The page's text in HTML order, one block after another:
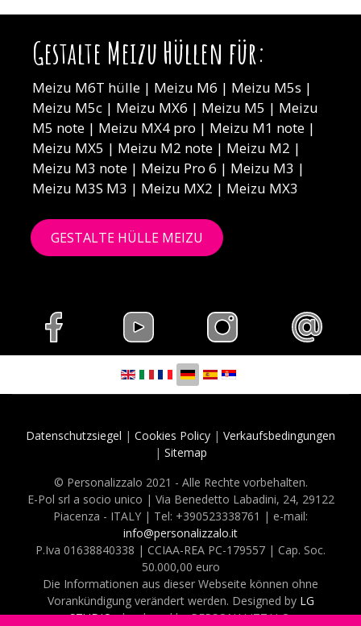
Gestalte Meizu Hüllen für:
Meizu M6T hülle | Meizu M6 | Meizu M5s |
Meizu M5c | Meizu MX6 | Meizu M5 | Meizu
M5 note | Meizu MX4 pro | Meizu M1 note |
Meizu MX5 | Meizu M2 note | Meizu M2 |
Meizu M3 note | Meizu Pro 6 | Meizu M3 |
Meizu M3S M3 | Meizu MX2 | Meizu MX3
GESTALTE HÜLLE MEIZU
Sprache auswählen
Datenschutzsiegel | Cookies Policy | Verkaufsbedingungen
| Sitemap
© Personalizzalo 2021 - Alle Rechte vorbehalten.
E-Pol srl a socio unico | Via Benedetto Labadini, 24, 29122
Piacenza - ITALY | Tel: +390523338761 | e-mail:
info@personalizzalo.it
P.Iva 01638840338 | CCIAA-REA PC-179557 | Cap. Soc.
50.000,00 euro
Die Informationen aus dieser Webseite können ohne
Vorankündigung verändert werden. Designed by LG
STUDIO, developed by PERSONALIZZALO.